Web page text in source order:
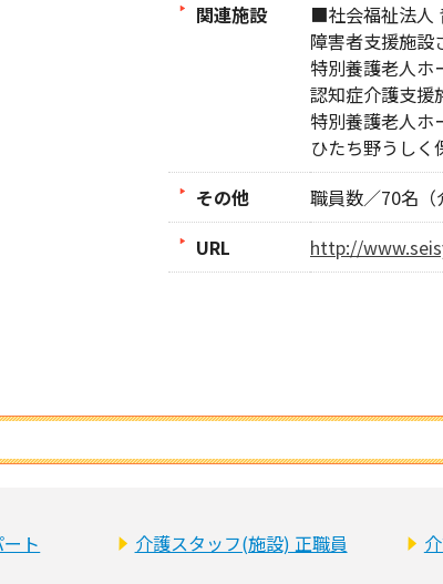
関連施設
■社会福祉法人
障害者支援施設
特別養護老人ホ
認知症介護支援
特別養護老人ホ
ひたち野うしく
その他
職員数／70名（
URL
http://
ト 介護スタッフ(施設) 正職員